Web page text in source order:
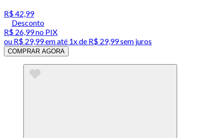
R$ 42,99
Desconto
R$ 26,99no PIX
ou R$ 29,99em até 1x de R$ 29,99sem juros
COMPRAR AGORA